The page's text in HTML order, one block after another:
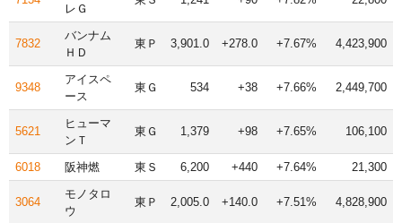
レＧ
7832
バンナム
ＨＤ
東Ｐ 3,901.0 +278.0 +7.67% 4,423,900
9348
アイスペ
ース
東Ｇ 534 +38 +7.66% 2,449,700
5621
ヒューマ
ンＴ
東Ｇ 1,379 +98 +7.65% 106,100
6018 阪神燃 東Ｓ 6,200 +440 +7.64% 21,300
3064
モノタロ
ウ
東Ｐ 2,005.0 +140.0 +7.51% 4,828,900